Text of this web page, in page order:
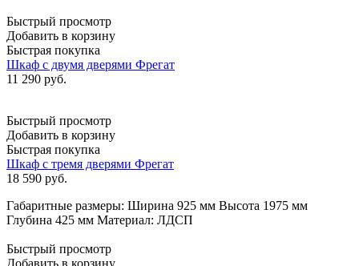
Быстрый просмотр
Добавить в корзину
Быстрая покупка
Шкаф с двумя дверями Фрегат
11 290 руб.
Быстрый просмотр
Добавить в корзину
Быстрая покупка
Шкаф с тремя дверями Фрегат
18 590 руб.
Габаритные размеры: Ширина 925 мм Высота 1975 мм
Глубина 425 мм Материал: ЛДСП
Быстрый просмотр
Добавить в корзину